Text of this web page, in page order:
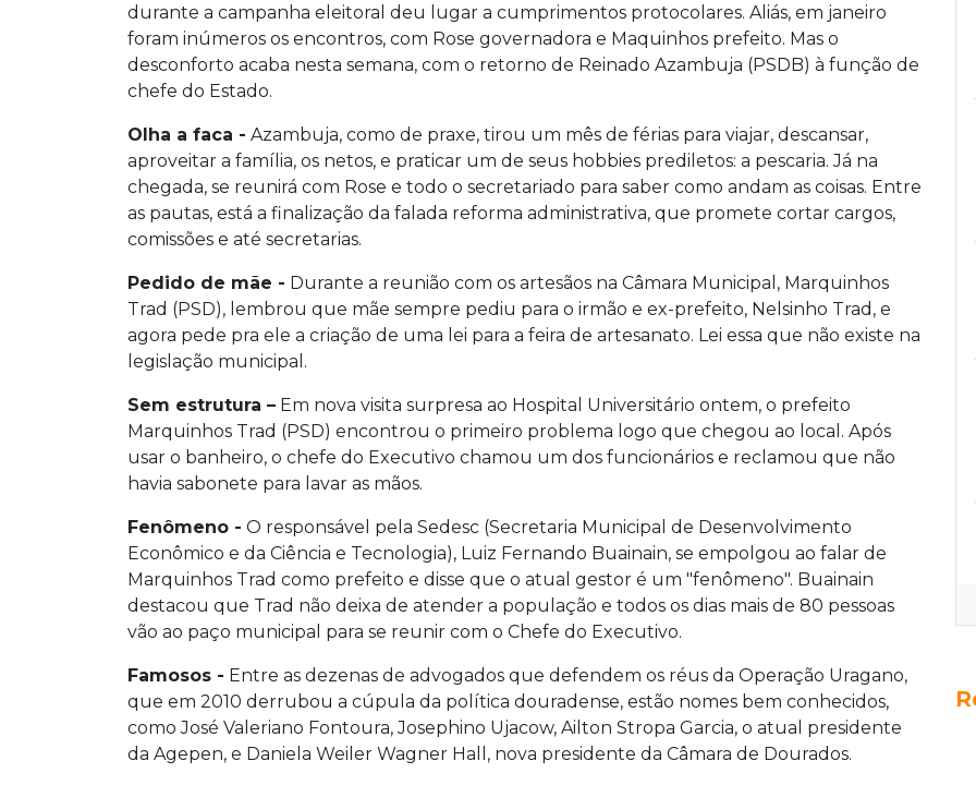
durante a campanha eleitoral deu lugar a cumprimentos protocolares. Aliás, em janeiro
foram inúmeros os encontros, com Rose governadora e Maquinhos prefeito. Mas o
desconforto acaba nesta semana, com o retorno de Reinado Azambuja (PSDB) à função de
chefe do Estado.
Olha a faca - Azambuja, como de praxe, tirou um mês de férias para viajar, descansar,
aproveitar a família, os netos, e praticar um de seus hobbies prediletos: a pescaria. Já na
chegada, se reunirá com Rose e todo o secretariado para saber como andam as coisas. Entre
as pautas, está a finalização da falada reforma administrativa, que promete cortar cargos,
comissões e até secretarias.
Pedido de mãe - Durante a reunião com os artesãos na Câmara Municipal, Marquinhos
Trad (PSD), lembrou que mãe sempre pediu para o irmão e ex-prefeito, Nelsinho Trad, e
agora pede pra ele a criação de uma lei para a feira de artesanato. Lei essa que não existe na
legislação municipal.
Sem estrutura – Em nova visita surpresa ao Hospital Universitário ontem, o prefeito
Marquinhos Trad (PSD) encontrou o primeiro problema logo que chegou ao local. Após
usar o banheiro, o chefe do Executivo chamou um dos funcionários e reclamou que não
havia sabonete para lavar as mãos.
Fenômeno - O responsável pela Sedesc (Secretaria Municipal de Desenvolvimento
Econômico e da Ciência e Tecnologia), Luiz Fernando Buainain, se empolgou ao falar de
Marquinhos Trad como prefeito e disse que o atual gestor é um "fenômeno". Buainain
destacou que Trad não deixa de atender a população e todos os dias mais de 80 pessoas
vão ao paço municipal para se reunir com o Chefe do Executivo.
Famosos - Entre as dezenas de advogados que defendem os réus da Operação Uragano,
que em 2010 derrubou a cúpula da política douradense, estão nomes bem conhecidos,
como José Valeriano Fontoura, Josephino Ujacow, Ailton Stropa Garcia, o atual presidente
da Agepen, e Daniela Weiler Wagner Hall, nova presidente da Câmara de Dourados.